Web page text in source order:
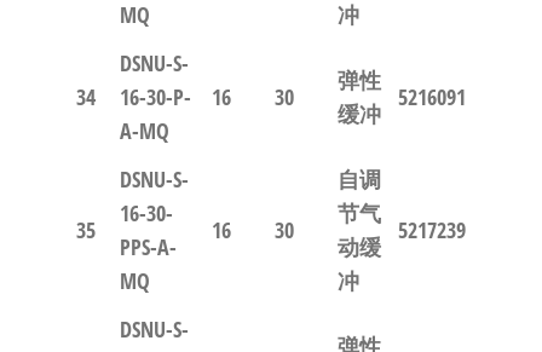
MQ
冲
34
DSNU-S-
16-30-P-
A-MQ
16 30
弹性
缓冲
5216091
35
DSNU-S-
16-30-
PPS-A-
MQ
16 30
自调
节气
动缓
冲
5217239
DSNU-S-
弹性